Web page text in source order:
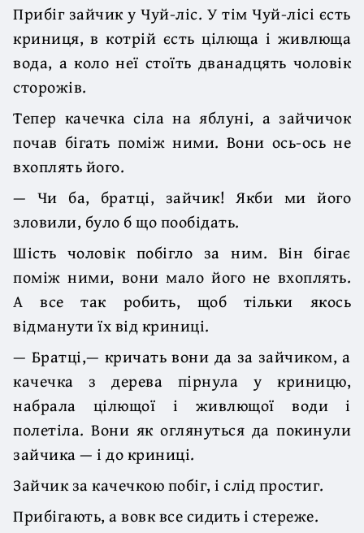
Прибіг зайчик у Чуй-ліс. У тім Чуй-лісі єсть
криниця, в котрій єсть цілюща і живлюща
вода, а коло неї стоїть дванадцять чоловік
сторожів.
Тепер качечка сіла на яблуні, а зайчичок
почав бігать поміж ними. Вони ось-ось не
вхоплять його.
— Чи ба, братці, зайчик! Якби ми його
зловили, було б що пообідать.
Шість чоловік побігло за ним. Він бігає
поміж ними, вони мало його не вхоплять.
А все так робить, щоб тільки якось
відманути їх від криниці.
— Братці,— кричать вони да за зайчиком, а
качечка з дерева пірнула у криницю,
набрала цілющої і живлющої води і
полетіла. Вони як оглянуться да покинули
зайчика — і до криниці.
Зайчик за качечкою побіг, і слід простиг.
Прибігають, а вовк все сидить і стереже.